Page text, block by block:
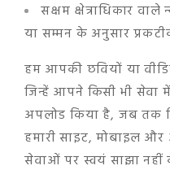
सक्षम क्षेत्राधिकार वाले
या सम्मन के अनुसार
हम आपकी छवियों या
जिन्हें आपने किसी भी
अपलोड किया है, जब तक
हमारी साइट, मोबाइल
सेवाओं पर स्वयं साझा नहीं